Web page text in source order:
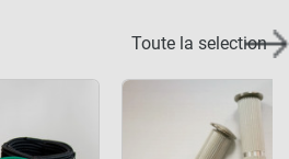
Toute la selection